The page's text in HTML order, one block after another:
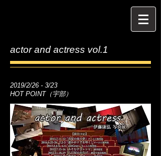
actor and actress vol.1
2019/2/26 - 3/23
HOT POINT（宇部）